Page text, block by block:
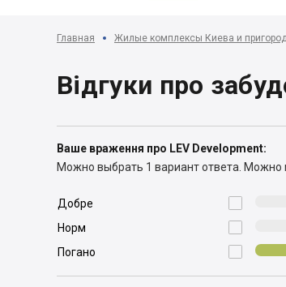
Главная Жилые комплексы Киева и
Відгуки про
Ваше враження про LEV Development:
Можно выбрать 1 вариант ответа. Можно

Добре

Норм

Погано